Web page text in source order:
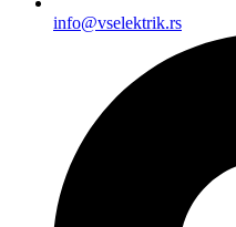
info@vselektrik.rs